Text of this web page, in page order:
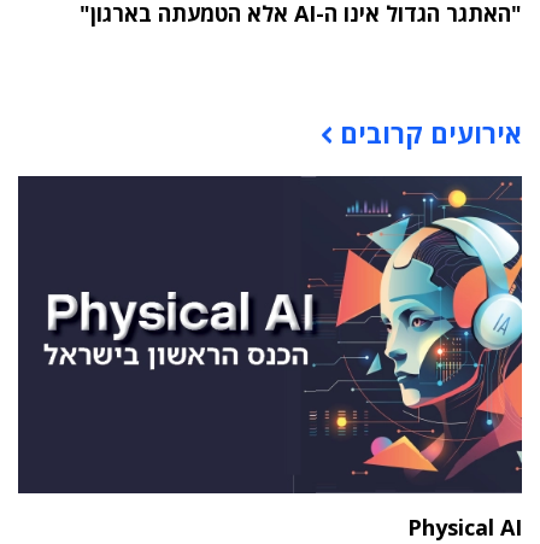
"האתגר הגדול אינו ה-AI אלא הטמעתה בארגון"
אירועים קרובים
Physical AI